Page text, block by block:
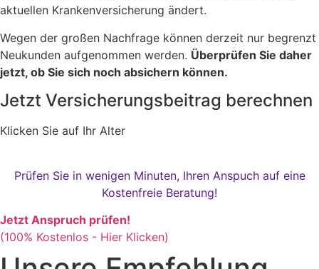
aktuellen Krankenversicherung ändert.
Wegen der großen Nachfrage können derzeit nur begrenzt
Neukunden aufgenommen werden. Überprüfen Sie daher
jetzt, ob Sie sich noch absichern können.
Jetzt Versicherungsbeitrag berechnen
Klicken Sie auf Ihr Alter
Prüfen Sie in wenigen Minuten, Ihren Anspuch auf eine
Kostenfreie Beratung!
Jetzt Anspruch prüfen!
(100% Kostenlos - Hier Klicken)